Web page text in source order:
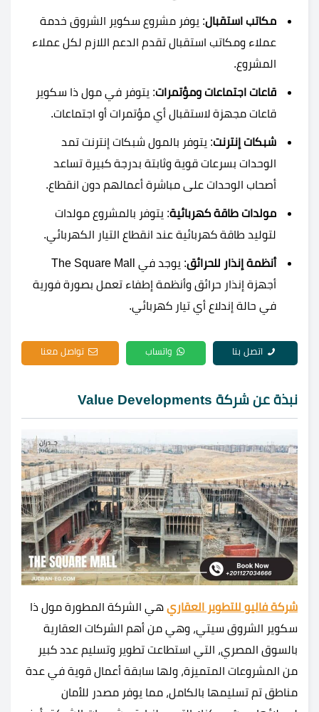
مكاتب استقبال: يوفر مشروع سكوير الشروق خدمة
عملاء ومكاتب استقبال تقدم الدعم اللازم لكل عملاء
المشروع.
قاعات اجتماعات ومؤتمرات: يتوفر في مول ذا سكوير
قاعات مجهزة لاستقبال أي مؤتمرات أو اجتماعات.
شبكات إنترنت: يتوفر بالمول شبكات إنترنت تمد
الوحدات بسرعات قوية وثابتة بدرجة كبيرة تساعد
أصحاب الوحدات على مباشرة أعمالهم دون انقطاع.
مولدات طاقة كهربائية: يتوفر بالمشروع مولدات
لتوليد طاقة كهربائية عند انقطاع التيار الكهربائي.
أنظمة إنذار للحرائق
: يوجد في The Square Mall
أجهزة إنذار حرائق وأنظمة إطفاء تعمل بصورة فورية
في حالة إندلاع أي تيار كهربائي.
اتصل بنا واتساب تواصل معنا
نبذة عن شركة Value Developments
شركة فاليو للتطوير العقاري هي الشركة المطورة مول ذا
سكوير الشروق سيتي، وهي من أهم الشركات العقارية
بالسوق المصري، التي استطاعت تطوير وتسليم عدد كبير
من المشروعات المتميزة، ولها سابقة أعمال قوية في عدة
مناطق تم تسليمها بالكامل، مما يوفر مصدر للأمان